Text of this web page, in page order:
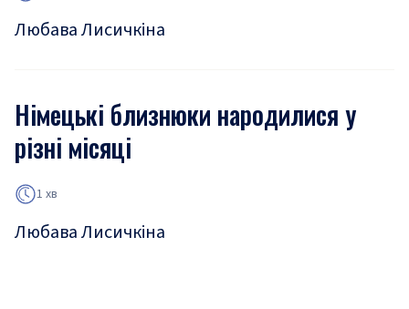
Любава Лисичкіна
Німецькі близнюки народилися у
різні місяці
1 хв
Любава Лисичкіна